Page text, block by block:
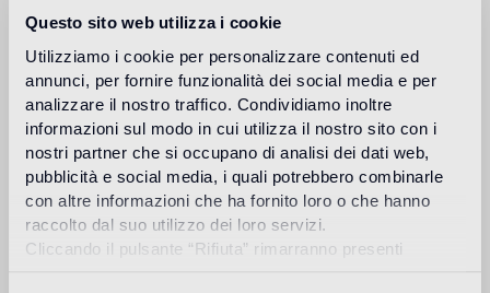
Questo sito web utilizza i cookie
Utilizziamo i cookie per personalizzare contenuti ed
annunci, per fornire funzionalità dei social media e per
analizzare il nostro traffico. Condividiamo inoltre
informazioni sul modo in cui utilizza il nostro sito con i
nostri partner che si occupano di analisi dei dati web,
pubblicità e social media, i quali potrebbero combinarle
con altre informazioni che ha fornito loro o che hanno
raccolto dal suo utilizzo dei loro servizi.
Cliccando il pulsante “Rifiuta” rimarranno presenti
Download
Design
india mahdavi